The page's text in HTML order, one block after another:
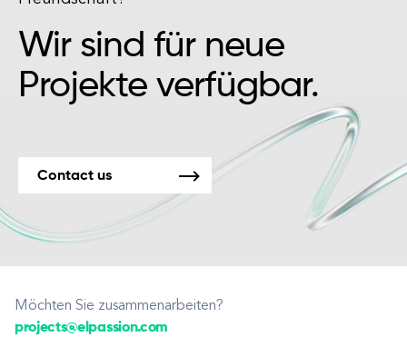
Wir sind für neue
Projekte verfügbar.
Contact us
Möchten Sie zusammenarbeiten?
projects@elpassion.com